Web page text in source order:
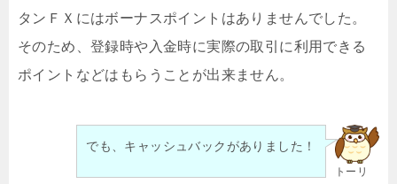
タンＦＸにはボーナスポイントはありませんでした。
そのため、登録時や入金時に実際の取引に利用できる
ポイントなどはもらうことが出来ません。
トーリ
でも、キャッシュバックがありました！